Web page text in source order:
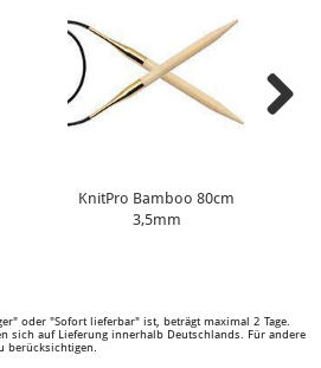
KnitPro Bamboo 80cm
3,5mm
oder "Sofort lieferbar" ist, beträgt maximal 2 Tage.
sich auf Lieferung innerhalb Deutschlands. Für andere
berücksichtigen.